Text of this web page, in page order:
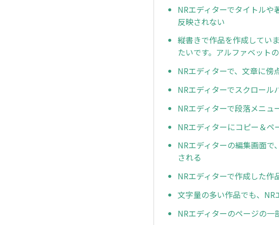
NRエディターでタイトル
反映されない
縦書きで作品を作成してい
たいです。アルファベット
NRエディターで、文章に傍
NRエディターでスクロー
NRエディターで段落メニ
NRエディターにコピー＆
NRエディターの編集画面
される
NRエディターで作成した
文字量の多い作品でも、
NRエディターのページの